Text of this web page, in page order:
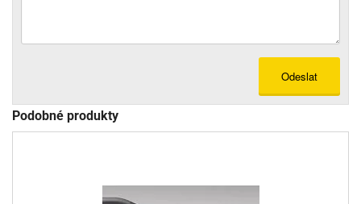
Odeslat
Podobné produkty